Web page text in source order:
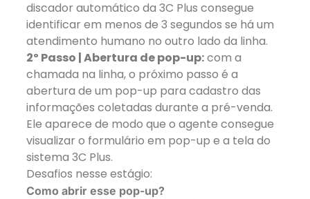
discador automático da 3C Plus consegue
identificar em menos de 3 segundos se há um
atendimento humano no outro lado da linha.
2º Passo | Abertura de pop-up:com a
chamada na linha, o próximo passo é a
abertura de um pop-up para cadastro das
informações coletadas durante a pré-venda.
Ele aparece de modo que o agente consegue
visualizar o formulário em pop-up e a tela do
sistema 3C Plus.
Desafios nesse estágio:
Como abrir esse pop-up?